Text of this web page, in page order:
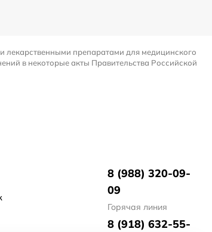
лекарственными препаратами для медицинского
в некоторые акты Правительства Российской
8 (988) 320-09-
09
Горячая линия
8 (918) 632-55-